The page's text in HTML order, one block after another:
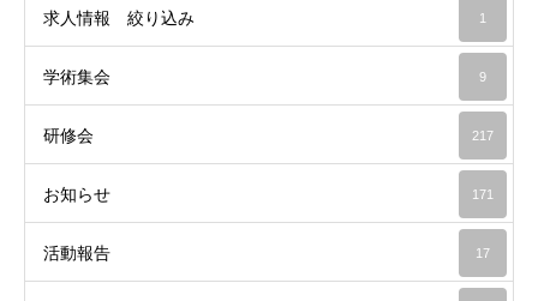
求人情報 絞り込み 1
学術集会 9
研修会 217
お知らせ 171
活動報告 17